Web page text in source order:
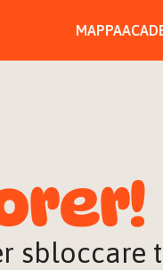
MAPPA
sbloccare